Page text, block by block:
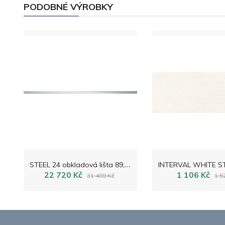
PODOBNÉ VÝROBKY
S
TEEL 24 obkladová lišta 89,8x2,0
22 720 Kč 31 489 Kč 1 106 Kč 1